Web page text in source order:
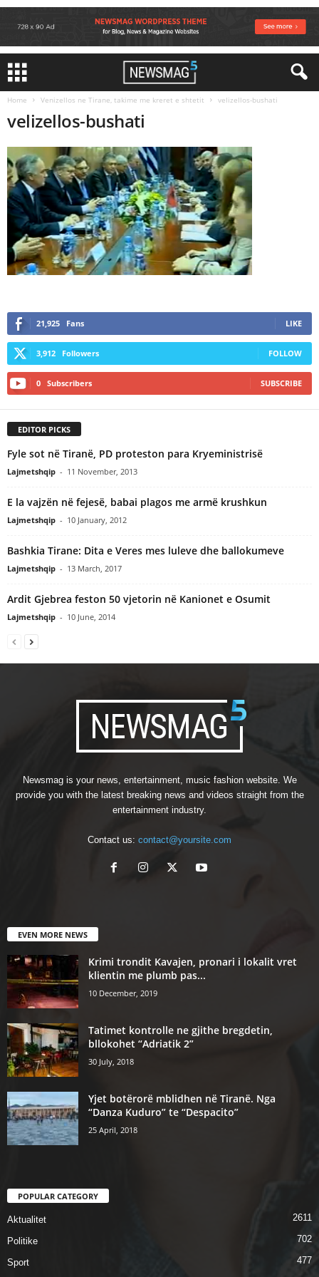
Home Venizellos ne Tirane, takime me kreret e shtetit velizellos-bushati
velizellos-bushati
21,925 Fans LIKE
3,912 Followers FOLLOW
0 Subscribers SUBSCRIBE
EDITOR PICKS
Fyle sot në Tiranë, PD proteston para Kryeministrisë
Lajmetshqip - 11 November, 2013
E la vajzën në fejesë, babai plagos me armë krushkun
Lajmetshqip - 10 January, 2012
Bashkia Tirane: Dita e Veres mes luleve dhe ballokumeve
Lajmetshqip - 13 March, 2017
Ardit Gjebrea feston 50 vjetorin në Kanionet e Osumit
Lajmetshqip - 10 June, 2014
Newsmag is your news, entertainment, music fashion website. We
provide you with the latest breaking news and videos straight from the
entertainment industry.
Contact us: contact@yoursite.com
EVEN MORE NEWS
Krimi trondit Kavajen, pronari i lokalit vret
klientin me plumb pas...
10 December, 2019
Tatimet kontrolle ne gjithe bregdetin,
bllokohet “Adriatik 2”
30 July, 2018
Yjet botërorë mblidhen në Tiranë. Nga
“Danza Kuduro” te “Despacito”
25 April, 2018
POPULAR CATEGORY
Aktualitet 2611
Politike 702
Sport
477